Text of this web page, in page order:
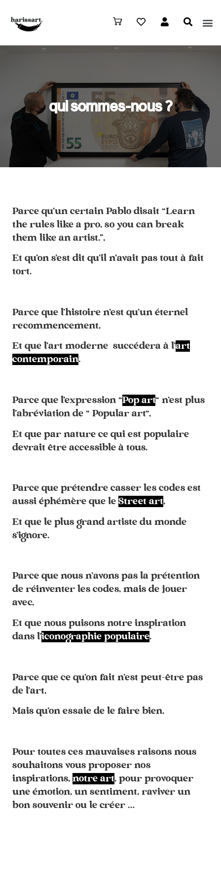
qui sommes-nous ?
Parce qu’un certain Pablo disait “Learn
the rules like a pro, so you can break
them like an artist.”,
Et qu’on s’est dit qu’il n’avait pas tout à fait
tort.
Parce que l’histoire n’est qu’un éternel
recommencement,
Et que l’art moderne succédera à l’art
contemporain.
Parce que l’expression “Pop art“ n’est plus
l’abréviation de “ Popular art“,
Et que par nature ce qui est populaire
devrait être accessible à tous.
Parce que prétendre casser les codes est
aussi éphémère que le Street art,
Et que le plus grand artiste du monde
s’ignore.
Parce que nous n’avons pas la prétention
de réinventer les codes, mais de jouer
avec,
Et que nous puisons notre inspiration
dans l’iconographie populaire.
Parce que ce qu’on fait n’est peut-être pas
de l’art,
Mais qu’on essaie de le faire bien.
Pour toutes ces mauvaises raisons nous
souhaitons vous proposer nos
inspirations, notre art, pour provoquer
une émotion, un sentiment, raviver un
bon souvenir ou le créer …